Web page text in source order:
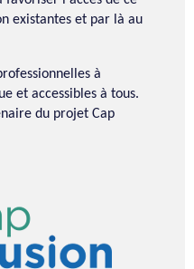
existantes et par là au
à
et accessibles à tous.
du projet Cap